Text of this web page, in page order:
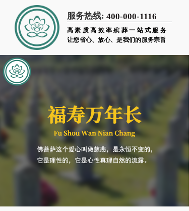
服务热线: 400-000-1116
高素质高效率殡葬一站式服务
让您省心、放心、是我们的服务宗旨